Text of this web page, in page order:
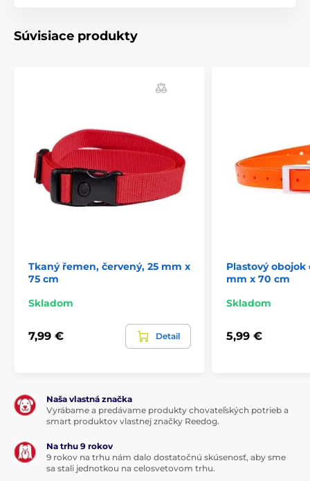
Príslušenstvo výcvikové obojky
Príslušenstvo protištekacie obojky
Náhradné obojky k protištekacím obojkom
Súvisiace produkty
Tkaný řemen, červený, 25 mm x
75 cm
Skladom
7,99 € Detail
Plastový obojok
mm x 70 cm
Skladom
5,99 €
Naša vlastná značka
Vyrábame a predávame produkty chovateľských potrieb a
smart produktov vlastnej značky Reedog.
Na trhu 9 rokov
9 rokov na trhu nám dalo dostatočnú skúsenosť, aby sme
sa stali jednotkou na celosvetovom trhu.